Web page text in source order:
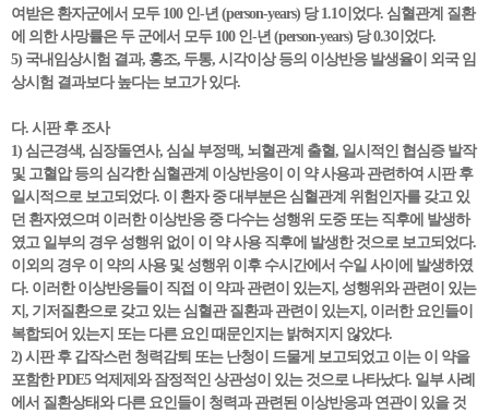
여받은 환자군에서 모두 100 인-년 (person-years) 당 1.1이었다. 심혈관계 질환
에 의한 사망률은 두 군에서 모두 100 인-년 (person-years) 당 0.3이었다.
5) 국내임상시험 결과, 홍조, 두통, 시각이상 등의 이상반응 발생율이 외국 임
상시험 결과보다 높다는 보고가 있다.
다. 시판 후 조사
1) 심근경색, 심장돌연사, 심실 부정맥, 뇌혈관계 출혈, 일시적인 협심증 발작
및 고혈압 등의 심각한 심혈관계 이상반응이 이 약 사용과 관련하여 시판 후
일시적으로 보고되었다. 이 환자 중 대부분은 심혈관계 위험인자를 갖고 있
던 환자였으며 이러한 이상반응 중 다수는 성행위 도중 또는 직후에 발생하
였고 일부의 경우 성행위 없이 이 약 사용 직후에 발생한 것으로 보고되었다.
이외의 경우 이 약의 사용 및 성행위 이후 수시간에서 수일 사이에 발생하였
다. 이러한 이상반응들이 직접 이 약과 관련이 있는지, 성행위와 관련이 있는
지, 기저질환으로 갖고 있는 심혈관 질환과 관련이 있는지, 이러한 요인들이
복합되어 있는지 또는 다른 요인 때문인지는 밝혀지지 않았다.
2) 시판 후 갑작스런 청력감퇴 또는 난청이 드물게 보고되었고 이는 이 약을
포함한 PDE5 억제제와 잠정적인 상관성이 있는 것으로 나타났다. 일부 사례
에서 질환상태와 다른 요인들이 청력과 관련된 이상반응과 연관이 있을 것